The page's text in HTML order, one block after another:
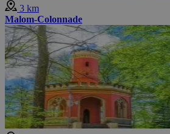
3 km
Malom-Colonnade